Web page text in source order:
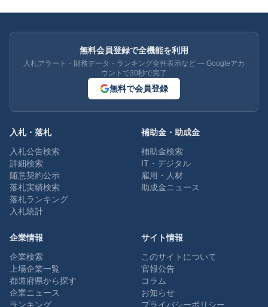
無料会員登録で全機能を利用
入札アラート・財務データ・ランキング全件表示など — Googleアカ
ウントで30秒で完了
無料で会員登録
入札・落札
入札公告検索
詳細検索
随意契約公示
落札実績検索
落札ランキング
入札統計
補助金・助成金
補助金検索
IT・デジタル
雇用・人材
助成金ニュース
企業情報
企業検索
上場企業一覧
都道府県から探す
企業ニュース
ランキング
サイト情報
このサイトについて
官報公告
コラム
お知らせ
プライバシーポリシー